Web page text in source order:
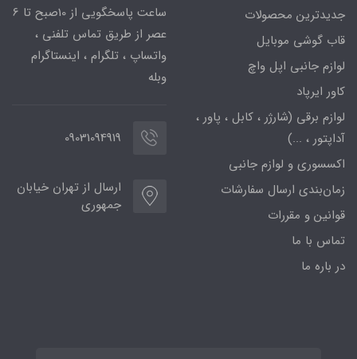
جدیدترین محصولات
قاب گوشی موبایل
لوازم جانبی اپل واچ
کاور ایرپاد
لوازم برقی (شارژر ، کابل ، پاور ،
آداپتور ، ...)
اکسسوری و لوازم جانبی
زمان‌بندی ارسال سفارشات
قوانین و مقررات
تماس با ما
در باره ما
ساعت پاسخگویی از 10صبح تا 6
عصر از طریق تماس تلفنی ،
واتساپ ، تلگرام ، اینستاگرام
وبله
09031094919
ارسال از تهران خیابان
جمهوری